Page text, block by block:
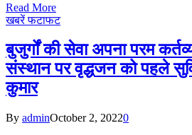
Read More
खबरें फटाफट
बुजुर्गों की सेवा अपना परम
संस्थान पर वृद्धजन को पहले
कुमार
By adminOctober 2, 20220